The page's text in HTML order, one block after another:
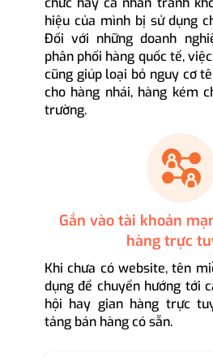
hiệu của mình bị sử dụng
Đối với những doanh
phân phối hàng quốc tế,
cũng giúp loại bỏ nguy cơ
cho hàng nhái, hàng kém
trường.
Gắn vào tài khoản
hàng trực
Khi chưa có website, tên
dụng để chuyển hướng tới
hội hay gian hàng trực
tảng bán hàng có sẵn.